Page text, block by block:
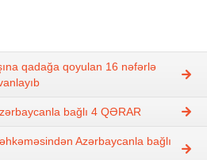
qadağa qoyulan 16 nəfərlə
bağlı 4 QƏRAR
Azərbaycanla bağlı